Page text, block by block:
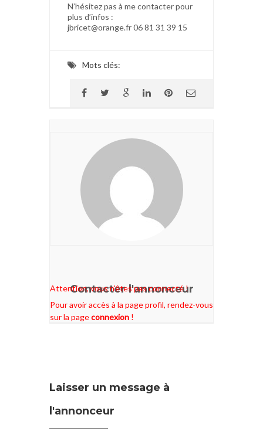
N’hésitez pas à me contacter pour
plus d’infos :
jbricet@orange.fr 06 81 31 39 15
Mots clés:
Contacter l'annonceur
Attention, vous n'êtes pas connecté !
Pour avoir accès à la page profil, rendez-vous
sur la pageconnexion !
Laisser un message à
l'annonceur